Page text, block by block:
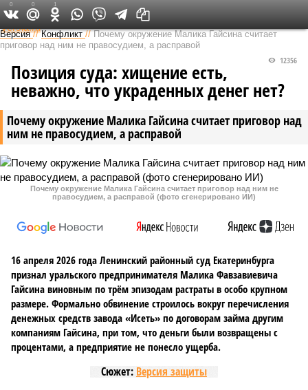
Федеральный выпуск
Версия //Конфликт //Почему окружение Малика Гайсина считает
приговор над ним не правосудием, а расправой
Почему окружение Малика Гайсина считает приговор над
ним не правосудием, а расправой
12356
Позиция суда: хищение есть,
неважно, что украденных денег нет?
Почему окружение Малика Гайсина считает приговор над ним не
правосудием, а расправой (фото сгенерировано ИИ)
16 апреля 2026 года Ленинский районный суд Екатеринбурга
признал уральского предпринимателя Малика Фавзавиевича
Гайсина виновным по трём эпизодам растраты в особо крупном
размере. Формально обвинение строилось вокруг перечисления
денежных средств завода «Исеть» по договорам займа другим
компаниям Гайсина, при том, что деньги были возвращены с
процентами, а предприятие не понесло ущерба.
Сюжет: Версия защиты
0 0 1